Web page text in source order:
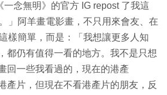
一念無明》的官方 IG repost 了我這
」阿羊畫電影畫，不只用來會友、在
樣簡單，而是：「我想讓更多人知
都仍有值得一看的地方。我不是只想
回一些我看過的，現在的港產
產片，但現在不看港產片的朋友，反